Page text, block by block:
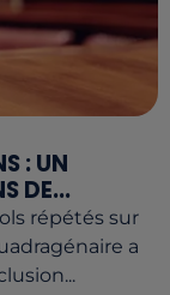
: UN
DE...
répétés sur
a